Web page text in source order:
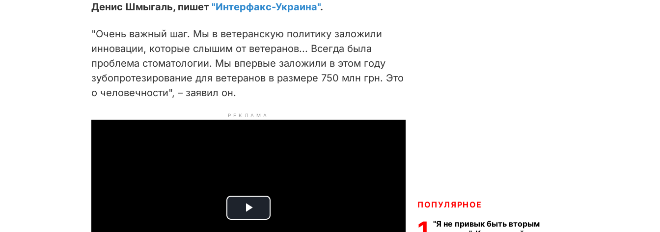
Денис Шмыгаль, пишет "Интерфакс-Украина".
"Очень важный шаг. Мы в ветеранскую политику заложили
инновации, которые слышим от ветеранов... Всегда была
проблема стоматологии. Мы впервые заложили в этом году
зубопротезирование для ветеранов в размере 750 млн грн. Это
о человечности", – заявил он.
РЕКЛАМА
P
ПОПУЛЯРНОЕ
"Я не привык быть вторым